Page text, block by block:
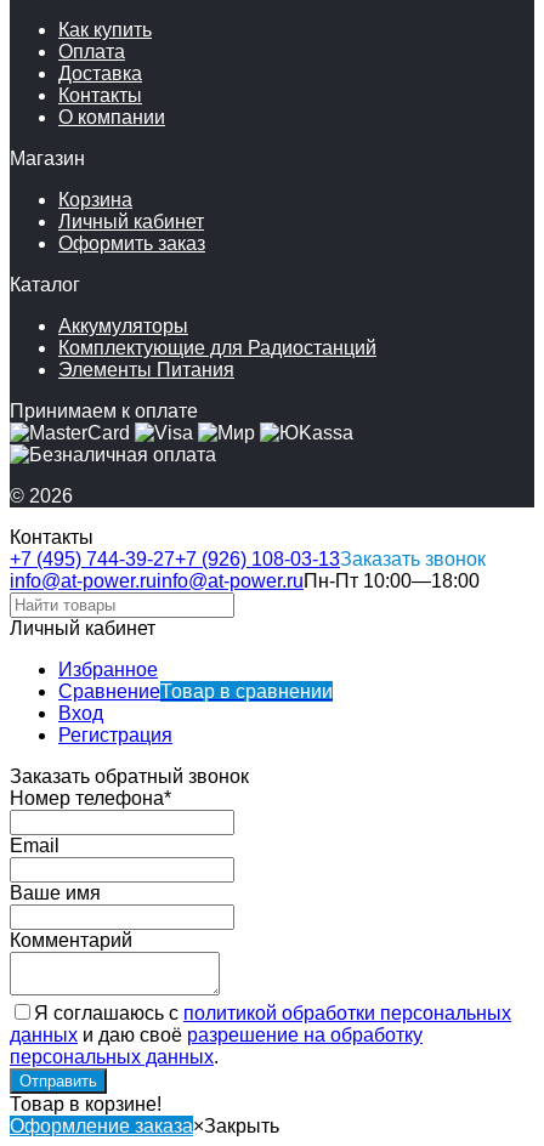
Как купить
Оплата
Доставка
Контакты
О компании
Магазин
Корзина
Личный кабинет
Оформить заказ
Каталог
Аккумуляторы
Комплектующие для Радиостанций
Элементы Питания
Принимаем к оплате
© 2026
Контакты
+7 (495) 744-39-27+7 (926) 108-03-13Заказать звонок
info@at-power.ruinfo@at-power.ruПн-Пт 10:00—18:00
Личный кабинет
Избранное
СравнениеТовар в сравнении
Вход
Регистрация
Заказать обратный звонок
Номер телефона*
Email
Ваше имя
Комментарий
Я соглашаюсь с политикой обработки персональных
данных и даю своё разрешение на обработку
персональных данных.
Товар в корзине!
Оформление заказа×Закрыть